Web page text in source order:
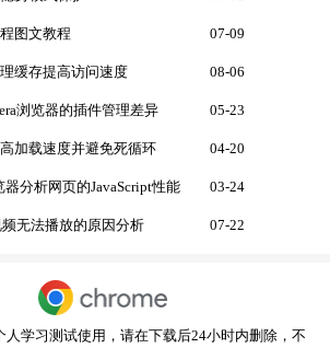
图文教程 07-09
缓存提高访问速度 08-06
浏览器的插件管理差异 05-23
加载速度并避免死循环 04-20
器分析网页的JavaScript性能 03-24
无法播放的原因分析 07-22
人学习测试使用，请在下载后24小时内删除，不